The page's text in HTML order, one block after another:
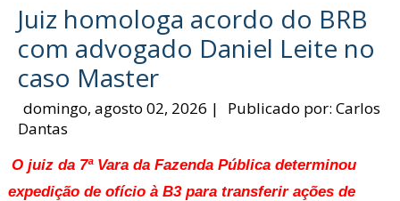
Juiz homologa acordo do BRB
com advogado Daniel Leite no
caso Master
domingo, agosto 02, 2026 | Publicado por:Carlos
Dantas
O juiz da 7ª Vara da Fazenda Pública determinou
expedição de ofício à B3 para transferir ações de